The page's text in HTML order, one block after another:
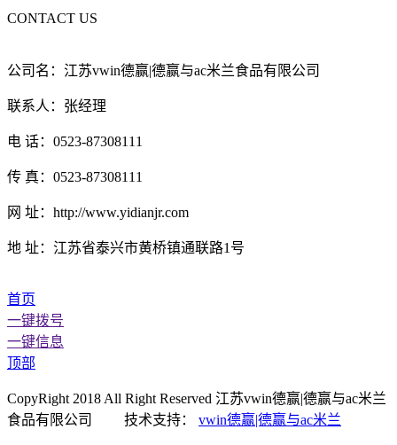
CONTACT US
公司名：江苏vwin德赢|德赢与ac米兰食品有限公司
联系人：张经理
电 话：0523-87308111
传 真：0523-87308111
网 址：http://www.yidianjr.com
地 址：江苏省泰兴市黄桥镇通联路1号
首页
一键拨号
一键信息
顶部
CopyRight 2018 All Right Reserved 江苏vwin德赢|德赢与ac米兰
食品有限公司 技术支持： vwin德赢|德赢与ac米兰